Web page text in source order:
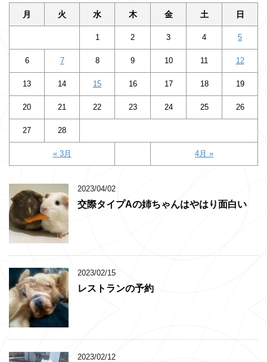
月 火 水 木 金 土 日
« 3月 4月 »
1 2 3 4 5
6 7 8 9 10 11 12
13 14 15 16 17 18 19
20 21 22 23 24 25 26
27 28
2023/04/02
交際タイプAの姉ちゃんはやはり面白い
2023/02/15
レストランの予約
2023/02/12